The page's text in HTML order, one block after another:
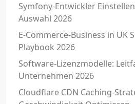
Symfony-Entwickler
Auswahl 2026
E-Commerce-Business in UK
Playbook 2026
Software-Lizenzmodelle:
Unternehmen 2026
Cloudflare CDN Caching-